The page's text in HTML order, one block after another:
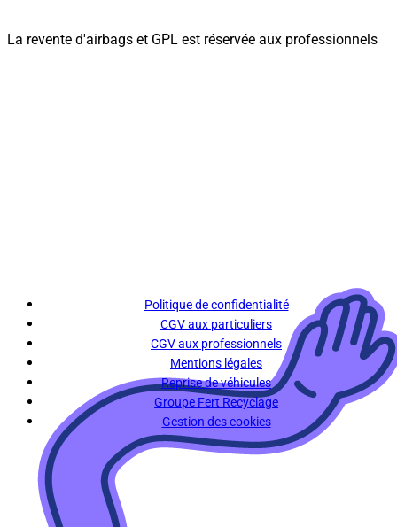
La revente d'airbags et GPL est réservée aux professionnels
Politique de confidentialité
CGV aux particuliers
CGV aux professionnels
Mentions légales
Reprise de véhicules
Groupe Fert Recyclage
Gestion des cookies